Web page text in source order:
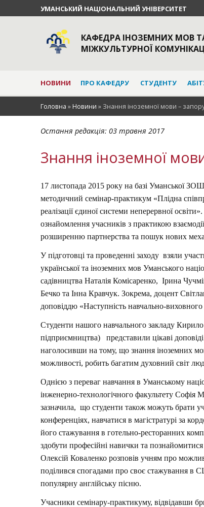
УМАНСЬКИЙ НАЦІОНАЛЬНИЙ УНІВЕРСИТЕТ
КАФЕДРА ІНОЗЕМНИХ МОВ
МІЖКУЛЬТУРНОЇ
НОВИНИ ПРО КАФЕДРУ СТУДЕНТУ
Головна »Новини » Знання іноземної мови –
Остання редакція: 03 травня 2017
Знання іноземної
17 листопада 2015 року на базі Уманської ЗОШ
методичний семінар-практикум «Плідна
реалізації єдиної системи неперервної
ознайомлення учасників з практикою
розширенню партнерства та пошук нових
У підготовці та проведенні заходу взяли
української та іноземних мов Уманського
садівництва Наталія Комісаренко, Ірина
Бечко та Інна Кравчук. Зокрема, доцент
доповіддю «Наступність навчально-
Студенти нашого навчального закладу
підприємництва) представили цікаві
наголосивши на тому, що знання іноземних
можливості, робить багатим духовний світ
Однією з переваг навчання в Уманському
інженерно-технологічного факультету Софія
зазначила, що студенти також можуть брати
конференціях, навчатися в магістратурі за
його стажування в готельно-ресторанних
здобути професійні навички та
Олексій Коваленко розповів учням про
поділився спогадами про своє стажування
популярну англійську пісню.
Учасники семінару-практикуму, відвідавши